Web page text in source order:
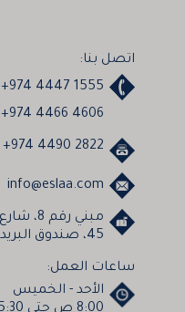
اتصل بنا:
+974 4447 1555
+974 4466 4606
+974 4490 2822
info@eslaa.com
45، صندوق البريد: 5440 الدوحة، قطر
ساعات العمل:
الأحد - الخميس